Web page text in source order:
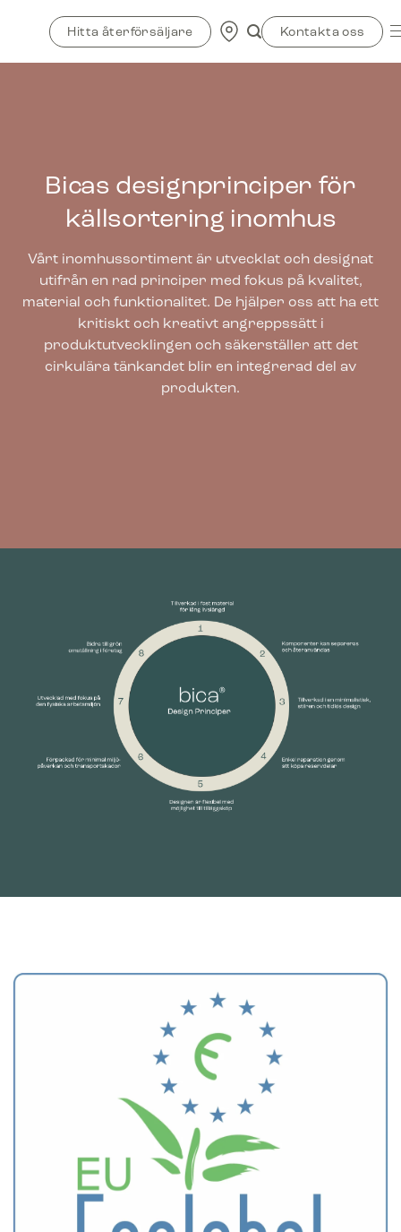
Hitta återförsäljare Kontakta oss
Bicas designprinciper för
källsortering inomhus
Vårt inomhussortiment är utvecklat och designat
utifrån en rad principer med fokus på kvalitet,
material och funktionalitet. De hjälper oss att ha ett
kritiskt och kreativt angreppssätt i
produktutvecklingen och säkerställer att det
cirkulära tänkandet blir en integrerad del av
produkten.